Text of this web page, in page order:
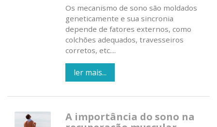
Os mecanismo de sono são moldados
geneticamente e sua sincronia
depende de fatores externos, como
colchões adequados, travesseiros
corretos, etc....
ler mais...
A importância do sono na